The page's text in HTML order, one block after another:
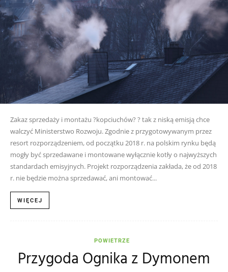
Zakaz sprzedaży i montażu ?kopciuchów? ? tak z niską emisją chce
walczyć Ministerstwo Rozwoju. Zgodnie z przygotowywanym przez
resort rozporządzeniem, od początku 2018 r. na polskim rynku będą
mogły być sprzedawane i montowane wyłącznie kotły o najwyższych
standardach emisyjnych. Projekt rozporządzenia zakłada, że od 2018
r. nie będzie można sprzedawać, ani montować...
WIĘCEJ
POWIETRZE
Przygoda Ognika z Dymonem